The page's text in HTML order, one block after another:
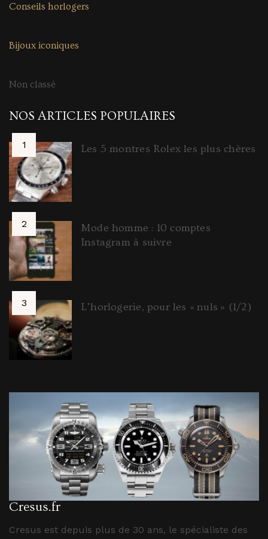
Conseils horlogers
Bijoux iconiques
Non classé
NOS ARTICLES POPULAIRES
Les 5 montres Rolex les plus chères
Mode homme : 10 comptes
Instagram à suivre
L’horlogerie, pour les « nuls » (1/2)
Cresus.fr
Cresus est depuis plus de 30 ans, le spécialiste des